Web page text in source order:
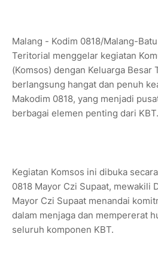
Malang - Kodim 0818/Malang-
Teritorial menggelar kegiatan
(Komsos) dengan Keluarga Besar
berlangsung hangat dan penuh
Makodim 0818, yang menjadi
berbagai elemen penting dari
Kegiatan Komsos ini dibuka
0818 Mayor Czi Supaat, mewakili
Mayor Czi Supaat menandai
dalam menjaga dan mempererat
seluruh komponen KBT.